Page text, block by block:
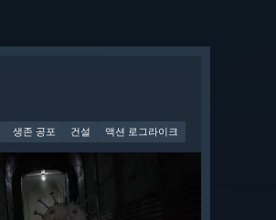
생존 공포 건설 액션 로그라이크